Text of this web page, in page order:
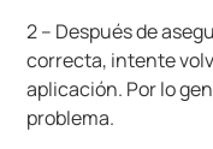
2 – Después de
correcta, intente
aplicación. Por lo
problema.